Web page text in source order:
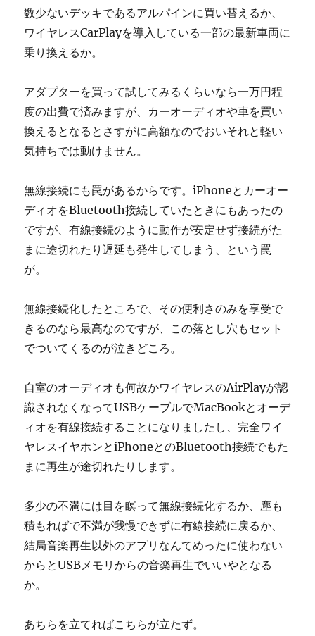
数少ないデッキであるアルパインに買い替えるか、
ワイヤレスCarPlayを導入している一部の最新車両に
乗り換えるか。
アダプターを買って試してみるくらいなら一万円程
度の出費で済みますが、カーオーディオや車を買い
換えるとなるとさすがに高額なのでおいそれと軽い
気持ちでは動けません。
無線接続にも罠があるからです。iPhoneとカーオー
ディオをBluetooth接続していたときにもあったの
ですが、有線接続のように動作が安定せず接続がた
まに途切れたり遅延も発生してしまう、という罠
が。
無線接続化したところで、その便利さのみを享受で
きるのなら最高なのですが、この落とし穴もセット
でついてくるのが泣きどころ。
自室のオーディオも何故かワイヤレスのAirPlayが認
識されなくなってUSBケーブルでMacBookとオーデ
ィオを有線接続することになりましたし、完全ワイ
ヤレスイヤホンとiPhoneとのBluetooth接続でもた
まに再生が途切れたりします。
多少の不満には目を瞑って無線接続化するか、塵も
積もればで不満が我慢できずに有線接続に戻るか、
結局音楽再生以外のアプリなんてめったに使わない
からとUSBメモリからの音楽再生でいいやとなる
か。
あちらを立てればこちらが立たず。